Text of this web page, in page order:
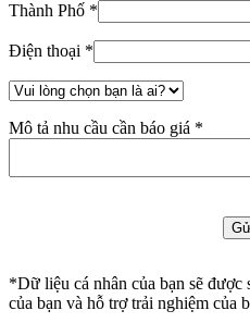
Thành Phố *
Điện thoại *
Mô tả nhu cầu cần báo giá *
*Dữ liệu cá nhân của bạn sẽ
của bạn và hỗ trợ trải nghiệm của